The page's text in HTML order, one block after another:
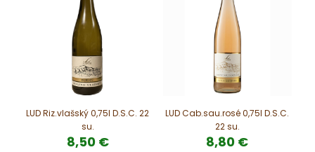
LUD Riz.vlašský 0,75l D.S.C. 22
su.
8,50 €
LUD Cab.sau.rosé 0,75l D.S.C.
22 su.
8,80 €